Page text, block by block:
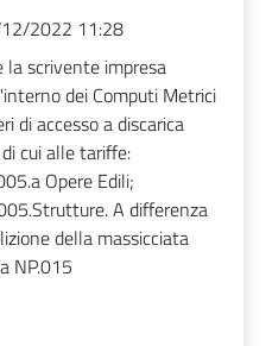
2022 11:28
la scrivente impresa
dei Computi Metrici
di accesso a discarica
cui alle tariffe:
Opere Edili;
A differenza
della massicciata
NP.015